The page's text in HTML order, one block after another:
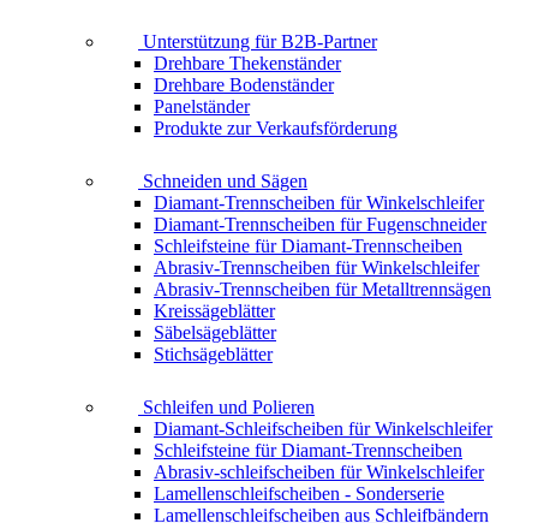
Unterstützung für B2B-Partner
Drehbare Thekenständer
Drehbare Bodenständer
Panelständer
Produkte zur Verkaufsförderung
Schneiden und Sägen
Diamant-Trennscheiben für Winkelschleifer
Diamant-Trennscheiben für Fugenschneider
Schleifsteine für Diamant-Trennscheiben
Abrasiv-Trennscheiben für Winkelschleifer
Abrasiv-Trennscheiben für Metalltrennsägen
Kreissägeblätter
Säbelsägeblätter
Stichsägeblätter
Schleifen und Polieren
Diamant-Schleifscheiben für Winkelschleifer
Schleifsteine für Diamant-Trennscheiben
Abrasiv-schleifscheiben für Winkelschleifer
Lamellenschleifscheiben - Sonderserie
Lamellenschleifscheiben aus Schleifbändern